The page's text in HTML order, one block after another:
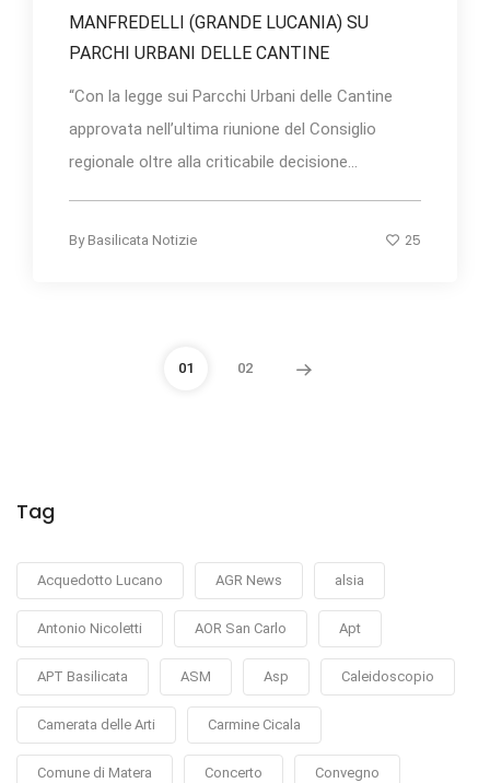
MANFREDELLI (GRANDE LUCANIA) SU
PARCHI URBANI DELLE CANTINE
“Con la legge sui Parcchi Urbani delle Cantine
approvata nell’ultima riunione del Consiglio
regionale oltre alla criticabile decisione...
By Basilicata Notizie 25
01 02
Tag
Acquedotto Lucano AGR News alsia
Antonio Nicoletti AOR San Carlo Apt
APT Basilicata ASM Asp Caleidoscopio
Camerata delle Arti Carmine Cicala
Comune di Matera Concerto Convegno